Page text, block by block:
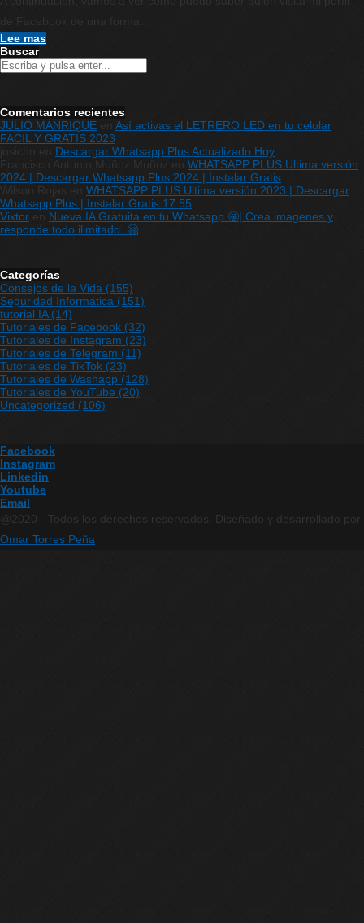
de Facebook de una forma…
Lee mas
Buscar
Comentarios recientes
JULIO MANRIQUE
Así activas el LETRERO LED en tu celular
FACIL Y GRATIS 2023
josicho
Descargar Whatsapp Plus Actualizado Hoy
WHATSAPP PLUS Ultima versión
2024 | Descargar Whatsapp Plus 2024 | Instalar Gratis
WHATSAPP PLUS Ultima versión 2023 | Descargar
Whatsapp Plus | Instalar Gratis 17.55
Vixtor
Nueva IA Gratuita en tu Whatsapp 🤩| Crea imagenes y
responde todo ilimitado. 🤗
Categorías
Consejos de la Vida (155)
Seguridad Informática (151)
tutorial IA (14)
Tutoriales de Facebook (32)
Tutoriales de Instagram (23)
Tutoriales de Telegram (11)
Tutoriales de TikTok (23)
Tutoriales de Washapp (128)
Tutoriales de YouTube (20)
Uncategorized (106)
Facebook
Instagram
Linkedin
Youtube
Email
@2020 - Todos los derechos reservados. Diseñado y desarrollado por
Omar Torres Peña